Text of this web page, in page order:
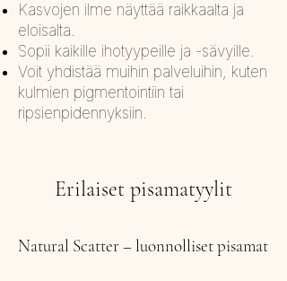
Kasvojen ilme näyttää raikkaalta ja
eloisalta.
Sopii kaikille ihotyypeille ja -sävyille.
Voit yhdistää muihin palveluihin, kuten
kulmien pigmentointiin tai
ripsienpidennyksiin.
Erilaiset pisamatyylit
Natural Scatter – luonnolliset pisamat